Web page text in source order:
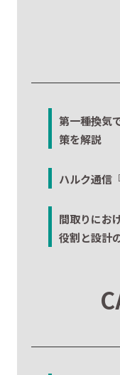
第一種換気
策を解説
ハルク通信
間取りにお
役割と設計